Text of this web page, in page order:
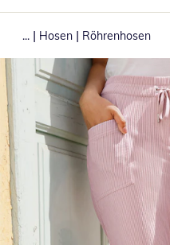
... | Hosen | Röhrenhosen